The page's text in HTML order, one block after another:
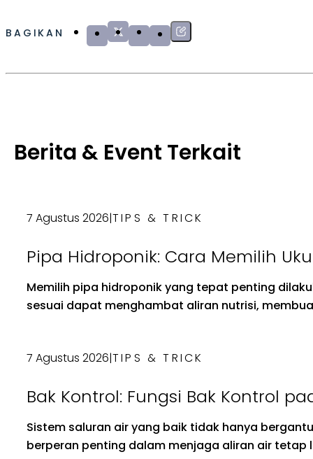
BAGIKAN
Berita & Event Terkait
7 Agustus 2026|TIPS & TRICK
Pipa Hidroponik: Cara Memilih
Memilih pipa hidroponik yang tepat penting
sesuai dapat menghambat aliran nutrisi,
7 Agustus 2026|TIPS & TRICK
Bak Kontrol: Fungsi Bak Kontrol
Sistem saluran air yang baik tidak hanya
berperan penting dalam menjaga aliran air tetap